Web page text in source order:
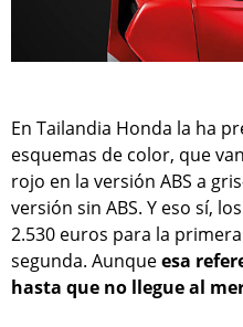
En Tailandia Honda la ha
esquemas de color, que
rojo en la versión ABS a
versión sin ABS. Y eso sí,
2.530 euros para la
segunda. Aunqueesa
hasta que no llegue al